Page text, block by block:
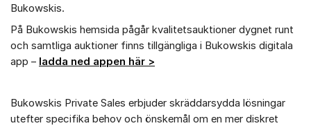
Bukowskis.
På Bukowskis hemsida pågår kvalitetsauktioner dygnet runt
och samtliga auktioner finns tillgängliga i Bukowskis digitala
app – ladda ned appen här >
Bukowskis Private Sales erbjuder skräddarsydda lösningar
utefter specifika behov och önskemål om en mer diskret